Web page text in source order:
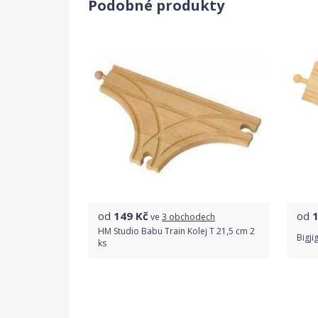
Podobné produkty
od 149 Kčve 3 obchodech
HM Studio Babu Train Kolej T 21,5 cm 2
ks
od